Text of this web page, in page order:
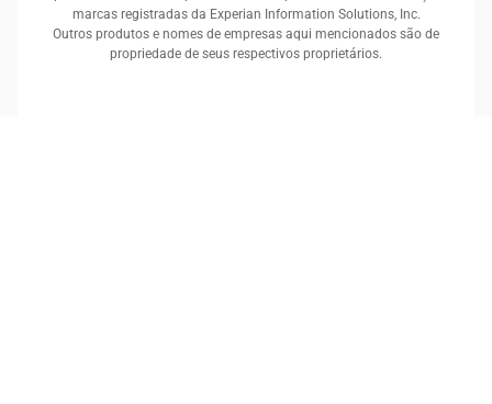
marcas registradas da Experian Information Solutions, Inc.
Outros produtos e nomes de empresas aqui mencionados são de
propriedade de seus respectivos proprietários.